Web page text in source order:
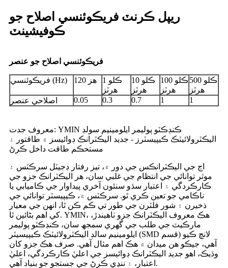
ريپل ڪرنٽ فريڪوئنسي اصلاح جو
ڪوفيشينٽ
فريڪوئنسي اصلاح جو عنصر
فريڪوئنسي (Hz) 120 هز
1 ڪلو
هرٽز
10 ڪلو
هرٽز
100 ڪلو
هرٽز
500 ڪلو
هرٽز
اصلاحي عنصر
0.05 0.3 0.7 1 1
معروف جدت: YMIN ڪنڊڪٽو پوليمر ايلومينيم سولڊ
اليڪٽرولائيٽڪ ڪيپيسٽرز - جديد اليڪٽرانڪ ڊوائيسز ۾ طاقتور ۽
مستحڪم طاقت داخل ڪرڻ
اڄ جي اليڪٽرانڪس جي دور ۾، تيز رفتار ڊجيٽل سرڪٽس ۽
موثر توانائي جي انتظام جي غلبي سان، هر اليڪٽرانڪ جزو جي
ڪارڪردگي ۽ اعتبار سڌو سنئون آخري پيداوار جي ڪاميابي يا
ناڪامي جو تعين ڪري ٿو. سرڪٽس ۾، ڪيپيسٽر توانائي جي
ذخيرن ۽ شور فلٽرن جي طور تي ڪم ڪن ٿا، انهن جي معيار
کي اهم بڻائين ٿا. YMIN، هڪ معروف اليڪٽرانڪ جزو ٺاهيندڙ،
مارڪيٽ جي طلب جي گهري سمجھ سان، ڪنڊڪٽو پوليمر
ايلومينيم سالڊ اليڪٽرولائيٽڪ ڪيپيسيٽر (SMD قسم) لانچ ڪيو
آهي، جيڪو هن ميدان ۾ هڪ اهم مثال آهي. صرف هڪ جزو کان
وڌيڪ، اهو جديد اليڪٽرانڪ ڊوائيسز جي اعليٰ ڪارڪردگي، اعليٰ
اعتبار، ۽ ننڍي ڪرڻ جي جستجو جو بنياد آهي.